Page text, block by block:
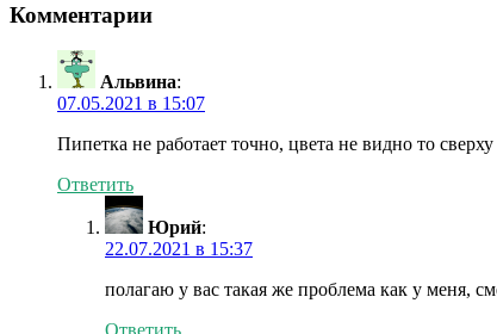
Комментарии
Альвина:
07.05.2021 в 15:07
Пипетка не работает точно, цвета не видно то
Ответить
Юрий:
22.07.2021 в 15:37
полагаю у вас такая же проблема как у меня,